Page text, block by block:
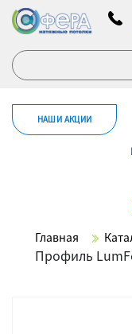
НАШИ АКЦИИ
Главная
Профиль